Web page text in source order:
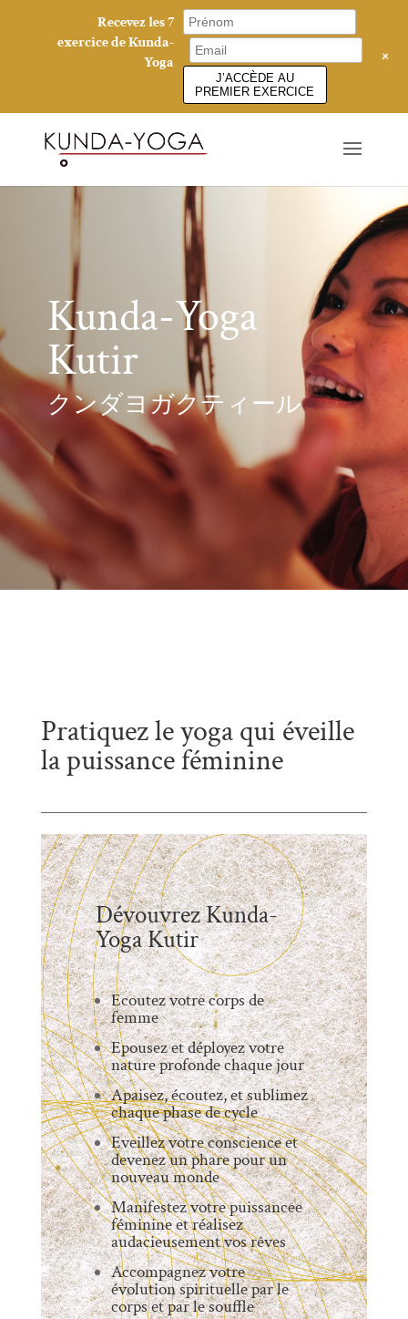
Kunda-Yoga
Kutir
クンダヨガクティール
Pratiquez le yoga qui éveille
la puissance féminine
Dévouvrez Kunda-
Yoga Kutir
Ecoutez votre corps de
femme
Epousez et déployez votre
nature profonde chaque jour
Apaisez, écoutez, et sublimez
chaque phase de cycle
Eveillez votre conscience et
devenez un phare pour un
nouveau monde
Manifestez votre puissancee
féminine et réalisez
audacieusement vos rêves
Accompagnez votre
évolution spirituelle par le
corps et par le souffle
Recevez les 7
exercice de Kunda-
Yoga
J’ACCÈDE AU
PREMIER EXERCICE
+